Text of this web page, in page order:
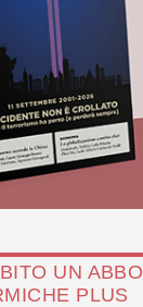
UN
PLUS